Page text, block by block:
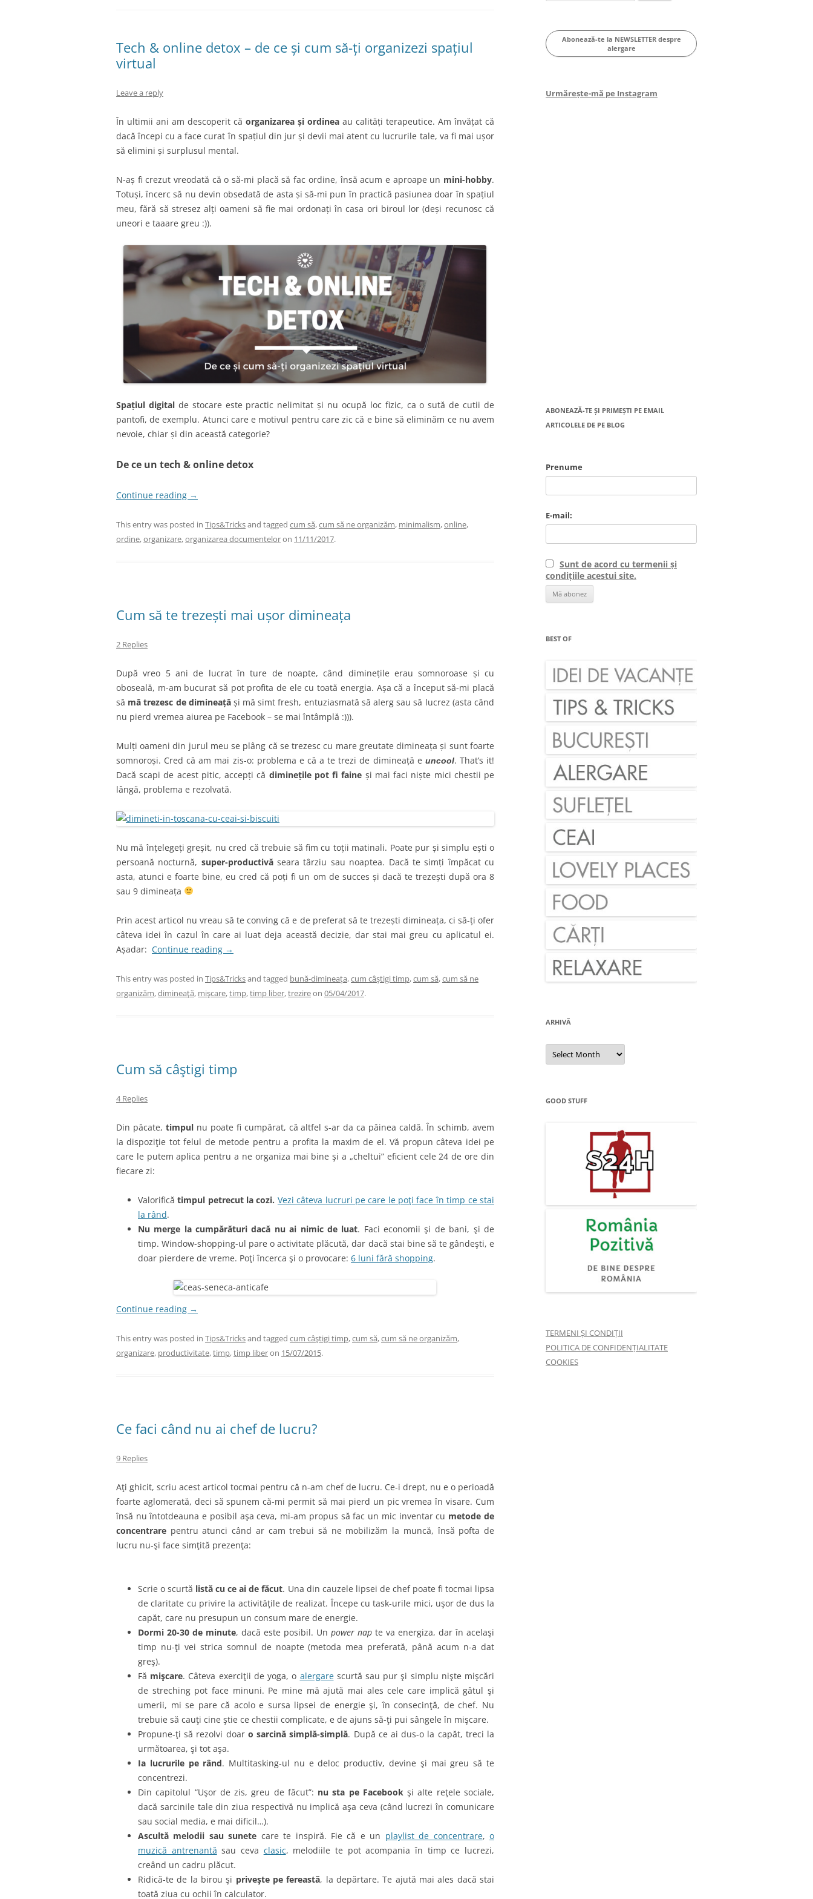
Tech & online detox – de ce și cum să-ți organizezi spațiul
virtual
Leave a reply
În ultimii ani am descoperit că organizarea și ordinea au calități terapeutice. Am învățat că
dacă începi cu a face curat în spațiul din jur și devii mai atent cu lucrurile tale, va fi mai ușor
să elimini și surplusul mental.
N-aș fi crezut vreodată că o să-mi placă să fac ordine, însă acum e aproape un mini-hobby.
Totuși, încerc să nu devin obsedată de asta și să-mi pun în practică pasiunea doar în spațiul
meu, fără să stresez alți oameni să fie mai ordonați în casa ori biroul lor (deși recunosc că
uneori e taaare greu :)).
Spațiul digitalde stocare este practic nelimitat și nu ocupă loc fizic, ca o sută de cutii de
pantofi, de exemplu. Atunci care e motivul pentru care zic că e bine să eliminăm ce nu avem
nevoie, chiar și din această categorie?
De ce un tech & online detox
Continue reading →
This entry was posted in Tips&Tricksand tagged cum să,cum să ne organizăm, minimalism,online,
ordine,organizare,organizarea documenteloron 11/11/2017.
Cum să te trezești mai ușor dimineața
2 Replies
După vreo 5 ani de lucrat în ture de noapte, când diminețile erau somnoroase și cu
oboseală, m-am bucurat să pot profita de ele cu toată energia. Așa că a început să-mi placă
să mă trezesc de dimineațăși mă simt fresh, entuziasmată să alerg sau să lucrez (asta când
nu pierd vremea aiurea pe Facebook – se mai întâmplă :))).
Mulți oameni din jurul meu se plâng că se trezesc cu mare greutate dimineața și sunt foarte
somnoroși. Cred că am mai zis-o: problema e că a te trezi de dimineață e uncool. That’s it!
Dacă scapi de acest pitic, accepți că diminețile pot fi faine și mai faci niște mici chestii pe
lângă, problema e rezolvată.
Nu mă înțelegeți greșit, nu cred că trebuie să fim cu toții matinali. Poate pur și simplu ești o
persoană nocturnă, super-productivăseara târziu sau noaptea. Dacă te simți împăcat cu
asta, atunci e foarte bine, eu cred că poți fi un om de succes și dacă te trezești după ora 8
sau 9 dimineața
Prin acest articol nu vreau să te conving că e de preferat să te trezești dimineața, ci să-ți ofer
câteva idei în cazul în care ai luat deja această decizie, dar stai mai greu cu aplicatul ei.
Așadar: Continue reading →
This entry was posted in Tips&Tricksand tagged bună-dimineaţa,cum câştigi timp,cum să,cum să ne
organizăm,dimineaţă, mişcare,timp,timp liber,trezireon 05/04/2017.
Cum să câştigi timp
4 Replies
Din păcate, timpulnu poate fi cumpărat, că altfel s-ar da ca pâinea caldă. În schimb, avem
la dispoziţie tot felul de metode pentru a profita la maxim de el. Vă propun câteva idei pe
care le putem aplica pentru a ne organiza mai bine şi a „cheltui” eficient cele 24 de ore din
fiecare zi:
Valorificătimpul petrecut la cozi. Vezi câteva lucruri pe care le poţi face în timp ce stai
la rând.
Nu merge la cumpărături dacă nu ai nimic de luat. Faci economii şi de bani, şi de
timp. Window-shopping-ul pare o activitate plăcută, dar dacă stai bine să te gândeşti, e
doar pierdere de vreme. Poţi încerca şi o provocare: 6 luni fără shopping.
Continue reading →
This entry was posted in Tips&Tricksand tagged cum câştigi timp,cum să,cum să ne organizăm,
organizare, productivitate,timp,timp liberon 15/07/2015.
Ce faci când nu ai chef de lucru?
9 Replies
Aţi ghicit, scriu acest articol tocmai pentru că n-am chef de lucru. Ce-i drept, nu e o perioadă
foarte aglomerată, deci să spunem că-mi permit să mai pierd un pic vremea în visare. Cum
însă nu întotdeauna e posibil aşa ceva, mi-am propus să fac un mic inventar cu metode de
concentrare pentru atunci când ar cam trebui să ne mobilizăm la muncă, însă pofta de
lucru nu-şi face simţită prezenţa:
Scrie o scurtă listă cu ce ai de făcut. Una din cauzele lipsei de chef poate fi tocmai lipsa
de claritate cu privire la activităţile de realizat. Începe cu task-urile mici, uşor de dus la
capăt, care nu presupun un consum mare de energie.
Dormi 20-30 de minute, dacă este posibil. Un power nap te va energiza, dar în acelaşi
timp nu-ţi vei strica somnul de noapte (metoda mea preferată, până acum n-a dat
greş).
Fă mişcare. Câteva exerciţii de yoga, o alergarescurtă sau pur şi simplu nişte mişcări
de streching pot face minuni. Pe mine mă ajută mai ales cele care implică gâtul şi
umerii, mi se pare că acolo e sursa lipsei de energie şi, în consecinţă, de chef. Nu
trebuie să cauţi cine ştie ce chestii complicate, e de ajuns să-ţi pui sângele în mişcare.
Propune-ţi să rezolvi doar o sarcină simplă-simplă. După ce ai dus-o la capăt, treci la
următoarea, şi tot aşa.
Ia lucrurile pe rând. Multitasking-ul nu e deloc productiv, devine şi mai greu să te
concentrezi.
Din capitolul “Uşor de zis, greu de făcut”: nu sta pe Facebookşi alte reţele sociale,
dacă sarcinile tale din ziua respectivă nu implică aşa ceva (când lucrezi în comunicare
sau social media, e mai dificil…).
Ascultă melodii sau sunete care te inspiră. Fie că e un playlist de concentrare,o
muzică antrenantă sau ceva clasic, melodiile te pot acompania în timp ce lucrezi,
creând un cadru plăcut.
Ridică-te de la birou şi priveşte pe fereastă, la depărtare. Te ajută mai ales dacă stai
toată ziua cu ochii în calculator.
for:
Abonează-te la NEWSLETTER despre
alergare
Urmărește-mă pe Instagram
ABONEAZĂ-TE ȘI PRIMEȘTI PE EMAIL
ARTICOLELE DE PE BLOG
Prenume
E-mail:
Sunt de acord cu termenii și
condițiile acestui site.
BEST OF
ARHIVĂ
Arhivă
GOOD STUFF
TERMENI ȘI CONDIȚII
POLITICA DE CONFIDENȚIALITATE
COOKIES